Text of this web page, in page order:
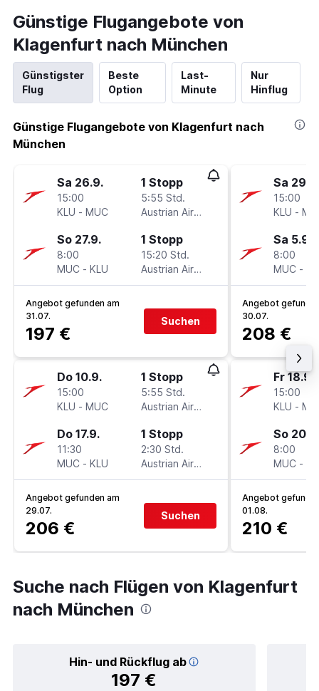
Günstige Flugangebote von
Klagenfurt nach München
Günstigster
Flug
Beste
Option
Last-
Minute
Nur
Hinflug
Günstige Flugangebote von Klagenfurt nach
München
Sa 26.9.
15:00
KLU - MUC
1 Stopp
5:55 Std.
Austrian Airlines
So 27.9.
8:00
MUC - KLU
1 Stopp
15:20 Std.
Austrian Airlines
Angebot gefunden am
31.07.
197 €
Suchen
Do 10.9.
15:00
KLU - MUC
1 Stopp
5:55 Std.
Austrian Airlines
Do 17.9.
11:30
MUC - KLU
1 Stopp
2:30 Std.
Austrian Airlines
Angebot gefunden am
29.07.
206 €
Suchen
Sa 29.8.
15:00
KLU -
Sa 5.9.
8:00
MUC -
Angebot
30.07.
208 €
Fr 18.9.
15:00
KLU -
So 20.9.
8:00
MUC -
Angebot
01.08.
210 €
Suche nach Flügen von Klagenfurt
nach München
Hin- und Rückflug ab
197 €